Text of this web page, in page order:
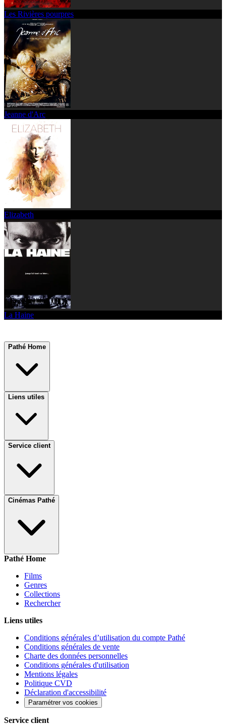
Les Rivières pourpres
Jeanne d'Arc
Elizabeth
La Haine
Pathé Home
Liens utiles
Service client
Cinémas Pathé
Pathé Home
Films
Genres
Collections
Rechercher
Liens utiles
Conditions générales d’utilisation du compte Pathé
Conditions générales de vente
Charte des données personnelles
Conditions générales d'utilisation
Mentions légales
Politique CVD
Déclaration d'accessibilité
Paramétrer vos cookies
Service client